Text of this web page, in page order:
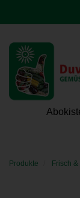
Hoeri -
Produkte Frisch